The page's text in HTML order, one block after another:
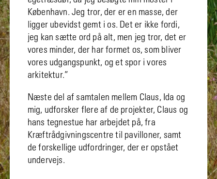
København. Jeg tror, der er en masse, der
ligger ubevidst gemt i os. Det er ikke fordi,
jeg kan sætte ord på alt, men jeg tror, det er
vores minder, der har formet os, som bliver
vores udgangspunkt, og et spor i vores
arkitektur.”
Næste del af samtalen mellem Claus, Ida og
mig, udforsker flere af de projekter, Claus og
hans tegnestue har arbejdet på, fra
Kræftrådgivningscentre til pavilloner, samt
de forskellige udfordringer, der er opstået
undervejs.